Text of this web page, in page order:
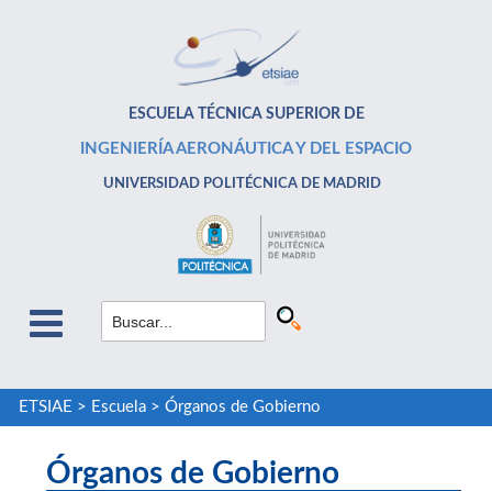
ESCUELA TÉCNICA SUPERIOR DE
INGENIERÍA AERONÁUTICA Y DEL ESPACIO
UNIVERSIDAD POLITÉCNICA DE MADRID
ETSIAE > Escuela> Órganos de Gobierno
Órganos de Gobierno